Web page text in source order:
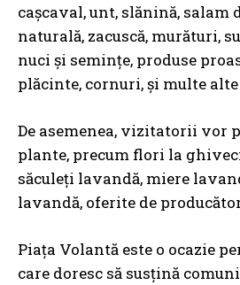
cașcaval, unt, slănină, salam
naturală, zacuscă, murături,
nuci și semințe, produse
plăcinte, cornuri, și multe
De asemenea, vizitatorii vor
plante, precum flori la
săculeți lavandă, miere
lavandă, oferite de
Piața Volantă este o ocazie
care doresc să susțină